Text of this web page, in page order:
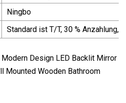
Ningbo
Standard ist T/T, 30 % Anzahlung,